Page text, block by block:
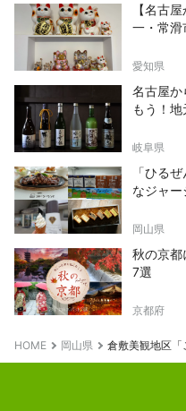
【名古
一・常滑
愛知県
名古屋か
もう！
岐阜県
「ひる
なジャ
岡山県
秋の京都
7選
京都府
HOME 岡山県 倉敷美観地区